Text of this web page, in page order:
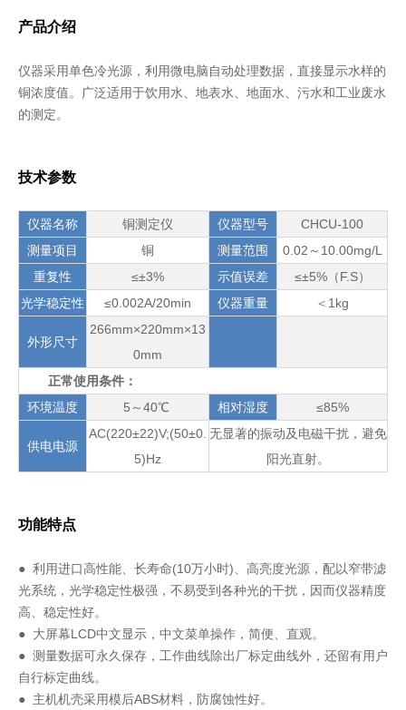
产品介绍
仪器采用单色冷光源，利用微电脑自动处理数据，直接显示水样的
铜浓度值。广泛适用于饮用水、地表水、地面水、污水和工业废水
的测定。
技术参数
仪器名称 铜测定仪 仪器型号
CHCU-100
测量项目
铜 测量范围
0.02～10.00mg/L
重复性
≤±3% 示值误差
≤±5%（F.S）
光学稳定性
≤0.002A/20min 仪器重量 ＜1kg
外形尺寸
266mm×220mm×13
0mm
正常使用条件：
环境温度
5～40℃ 相对湿度 ≤85%
供电电源
AC(220±22)V;(50±0.
5)Hz
无显著的振动及电磁干扰，避免
阳光直射。
功能特点
● 利用进口高性能、长寿命(10万小时)、高亮度光源，配以窄带滤
光系统，光学稳定性极强，不易受到各种光的干扰，因而仪器精度
高、稳定性好。
● 大屏幕LCD中文显示，中文菜单操作，简便、直观。
● 测量数据可永久保存，工作曲线除出厂标定曲线外，还留有用户
自行标定曲线。
● 主机机壳采用模后ABS材料，防腐蚀性好。